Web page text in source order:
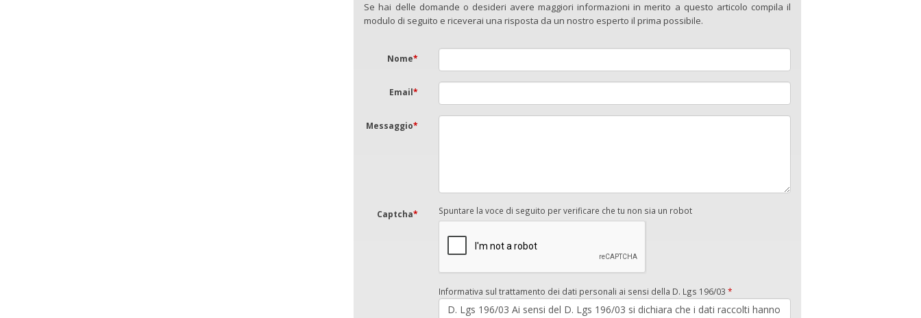
Se hai delle domande o desideri avere maggiori informazioni in merito a questo articolo compila il
modulo di seguito e riceverai una risposta da un nostro esperto il prima possibile.
Nome*
Email*
Messaggio*
Captcha* Spuntare la voce di seguito per verificare che tu non sia un robot
Informativa sul trattamento dei dati personali ai sensi della D. Lgs 196/03*